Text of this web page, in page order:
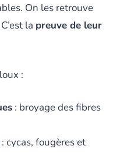
On les retrouve
la preuve de leur
:
: broyage des fibres
: cycas, fougères et